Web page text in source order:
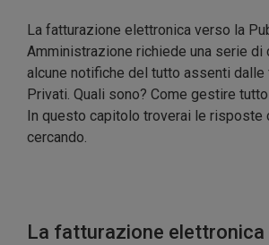
La fatturazione elettronica verso la
Amministrazione richiede una serie di
alcune notifiche del tutto assenti
Privati. Quali sono? Come gestire
In questo capitolo troverai le risposte
cercando.
La fatturazione elettronica